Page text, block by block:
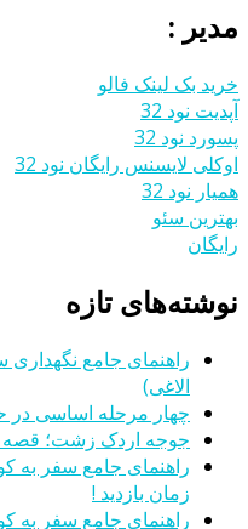
مدیر :
خرید بک لینک فالو
آپدیت نود 32
پسورد نود 32
اوکلی لایسنس رایگان نود 32
همیار نود 32
بهترین سئو
رایگان
نوشته‌های تازه
راهنمای جامع نگهداری
الاغی)
چهار مرحله اساسی در
جوجه اردک زشت؛ قصه
راهنمای جامع سفر به
زمان بازدید !
راهنمای جامع سفر به